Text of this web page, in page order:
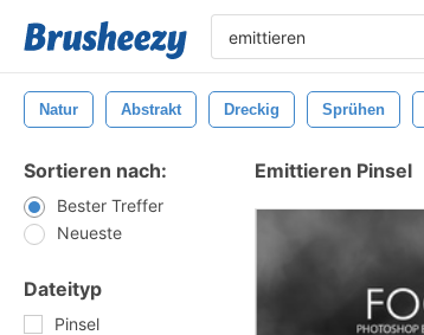
Natur Abstrakt Dreckig Sprühen
Sortieren nach:
Bester Treffer
Neueste
Dateityp
Pinsel
Emittieren Pinsel